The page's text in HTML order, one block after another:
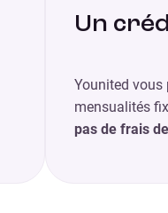
Un
Younited vous
mensualités
pas de frais